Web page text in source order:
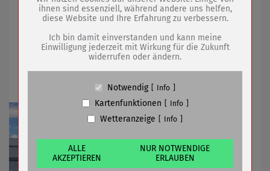
Wielandstraße
08.08.2022 mehr
Märchengarten 2022 war bezaubernd
Name
PHP Session Cookie
Anbieter
Eigentümer dieser Website (Wenko-
Wenselaar GmbH & Co. KG)
Absicherung Kontaktformular / SPAM
Cookiespeicherung Entscheidungscookie
Anbieter
Eigentümer dieser Website (Wenko-
Wenselaar GmbH & Co. KG)
Zweck
Speichert die Einstellungen der Besucher
bezüglich der Speicherung von Cookies.
ihnen sind essenziell, während andere uns helfen,
diese Website und Ihre Erfahrung zu verbessern.
Ich bin damit einverstanden und kann meine
Einwilligung jederzeit mit Wirkung für die Zukunft
widerrufen oder ändern.
Notwendig Info
Kartenfunktionen Info
Wetteranzeige Info
ALLE
AKZEPTIEREN
NUR NOTWENDIGE
ERLAUBEN